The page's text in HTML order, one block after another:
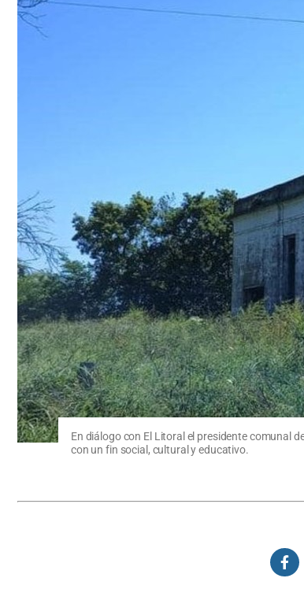
En diálogo con El Litoral el presidente comunal
con un fin social, cultural y educativo.